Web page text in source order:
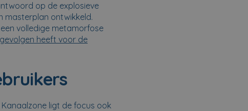
op de explosieve
masterplan ontwikkeld.
volledige metamorfose
heeft voor de
ligt de focus ook